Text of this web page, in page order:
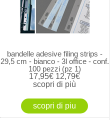
bandelle adesive filing strips -
29,5 cm - bianco - 3l office - conf.
100 pezzi (pz 1)
17,95€ 12,79€
scopri di più